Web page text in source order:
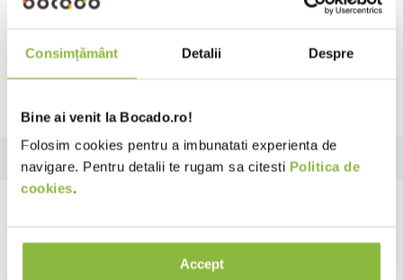
Consimțământ Detalii Despre
Bine ai venit la Bocado.ro!
Folosim cookies pentru a imbunatati experienta de
navigare. Pentru detalii te rugam sa citesti Politica de
cookies.
Accept
Descriere Specificatii
Rolele sunt adecvate pentru dozatorul de prosoape
pentru maini Tork Matic simplu de intretinut, fiind